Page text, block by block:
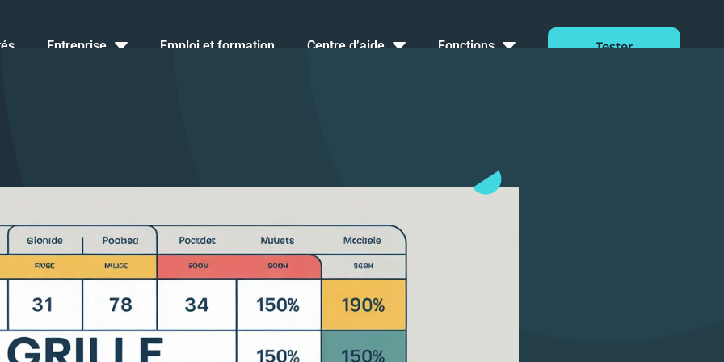
Entreprise Emploi et formation Centre d’aide Fonctions Tester